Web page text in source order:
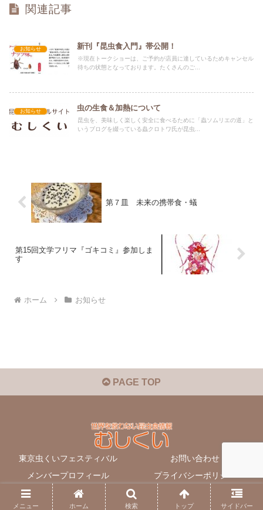
関連記事
お知らせ 新刊『昆虫食入門』帯公開！
※現在トークショーは、ご予約が店員に達しているためキャンセル
待ちの状態となっております。たくさんのご...
お知らせ 虫の生食＆加熱について
昆虫を、美味しく楽しく安全に食べるために「蟲ソムリエの道」と
いうブログを綴っている蟲クロトワ氏が昆虫...
第７皿 未来の携帯食・蟻
第15回文学フリマ『ゴキコミ』参加しま
す
ホーム お知らせ
PAGE TOP
東京虫くいフェスティバル
お問い合わせ
メンバープロフィール
プライバシーポリシー
© 2010-2026 世界を救わない昆虫食情報 むしくい.
メニュー ホーム 検索 トップ サイドバー